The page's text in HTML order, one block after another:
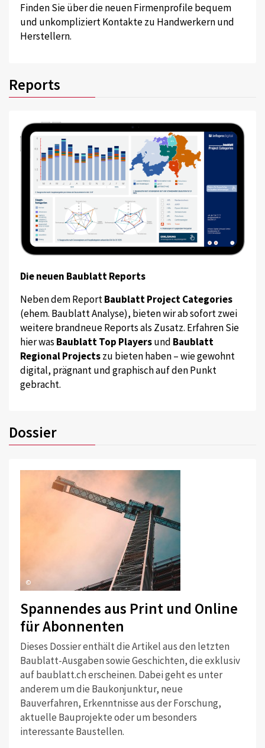
Finden Sie über die neuen Firmenprofile bequem
und unkompliziert Kontakte zu Handwerkern und
Herstellern.
Reports
Die neuen Baublatt Reports
Neben dem ReportBaublatt Project Categories
(ehem. Baublatt Analyse), bieten wir ab sofort zwei
weitere brandneue Reports als Zusatz. Erfahren Sie
hier was Baublatt Top Playersund Baublatt
Regional Projectszu bieten haben – wie gewohnt
digital, prägnant und graphisch auf den Punkt
gebracht.
Dossier
©
Spannendes aus Print und Online
für Abonnenten
Dieses Dossier enthält die Artikel aus den letzten
Baublatt-Ausgaben sowie Geschichten, die exklusiv
auf baublatt.ch erscheinen. Dabei geht es unter
anderem um die Baukonjunktur, neue
Bauverfahren, Erkenntnisse aus der Forschung,
aktuelle Bauprojekte oder um besonders
interessante Baustellen.